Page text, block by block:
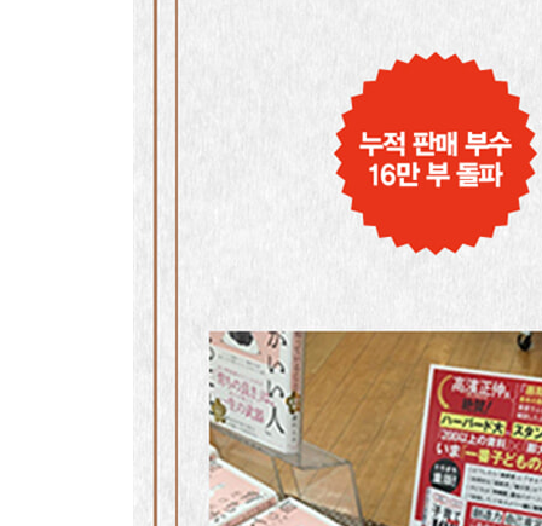
25 아날로그 게임으로 놀기 ……… 열중하는 사이
26 금전 감각 키우기 ……… 자기 관리를 경험하게
27 그릿 키우기 ……… 노력과 열정이 모든 걸 말해
28 남자아이 대하는 법 & 여자아이 대하는 법
29 아이 취급하지 않기 ……… 아이를 제대로 존중
30 사고 파고들기 ……… 디자인 사고를 체험하게
31 양질의 수면 취하기 ……… 요즘 아이들은 잠이
32 다양한 시각 키우기 ……… 하나의 정답만 고집
33 자제심 키우기 ……… 스스로를 제어하는 기술
34 탄력성 키우기 ……… 강하게 살아갈 수 있는 마
35 감사하는 마음 키우기 ……… 마음을 풍요롭게
36 무슨 말이든 할 수 있는 환경 만들기 ……… 다